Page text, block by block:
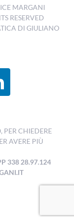
MARGANI
RESERVED
DI GIULIANO
PER CHIEDERE
AVERE PIÙ
338 28.97.124